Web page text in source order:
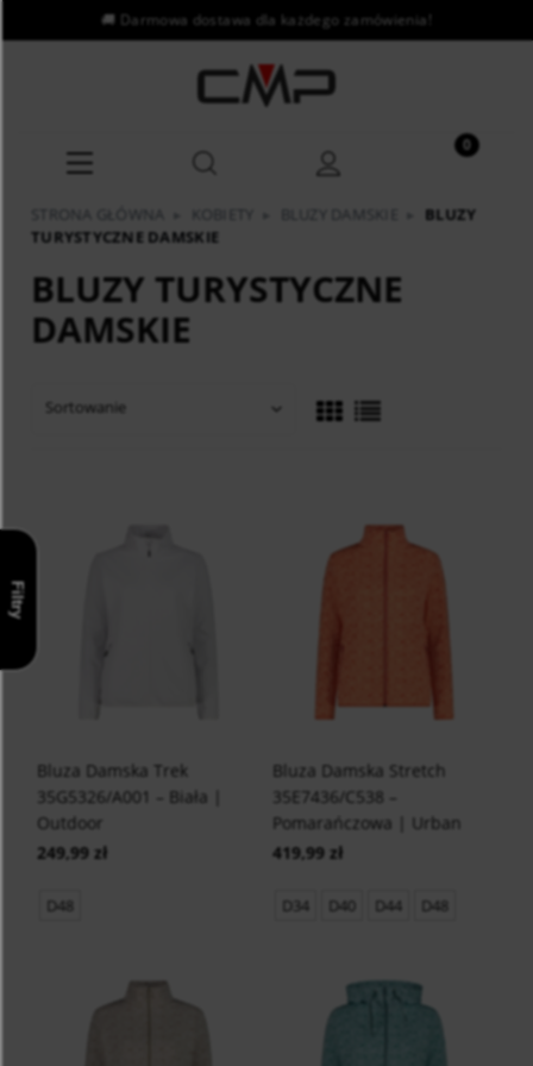
Filtry
BLUZY TURYSTYCZNE
DAMSKIE
KOBIETY BLUZY DAMSKIE
BLUZY
TURYSTYCZNE DAMSKIE
Bluza Damska Trek
35G5326/A001 – Biała |
Outdoor
249,99 zł
D48
Bluza Damska Stretch
35E7436/C538 –
Pomarańczowa | Urban
419,99 zł
D34 D40 D44 D48